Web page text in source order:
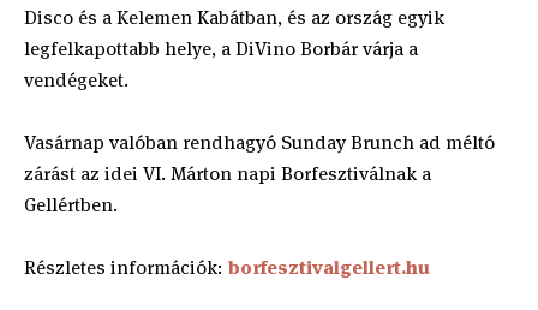
Disco és a Kelemen Kabátban, és az ország egyik
legfelkapottabb helye, a DiVino Borbár várja a
vendégeket.
Vasárnap valóban rendhagyó Sunday Brunch ad méltó
zárást az idei VI. Márton napi Borfesztiválnak a
Gellértben.
Részletes információk: borfesztivalgellert.hu